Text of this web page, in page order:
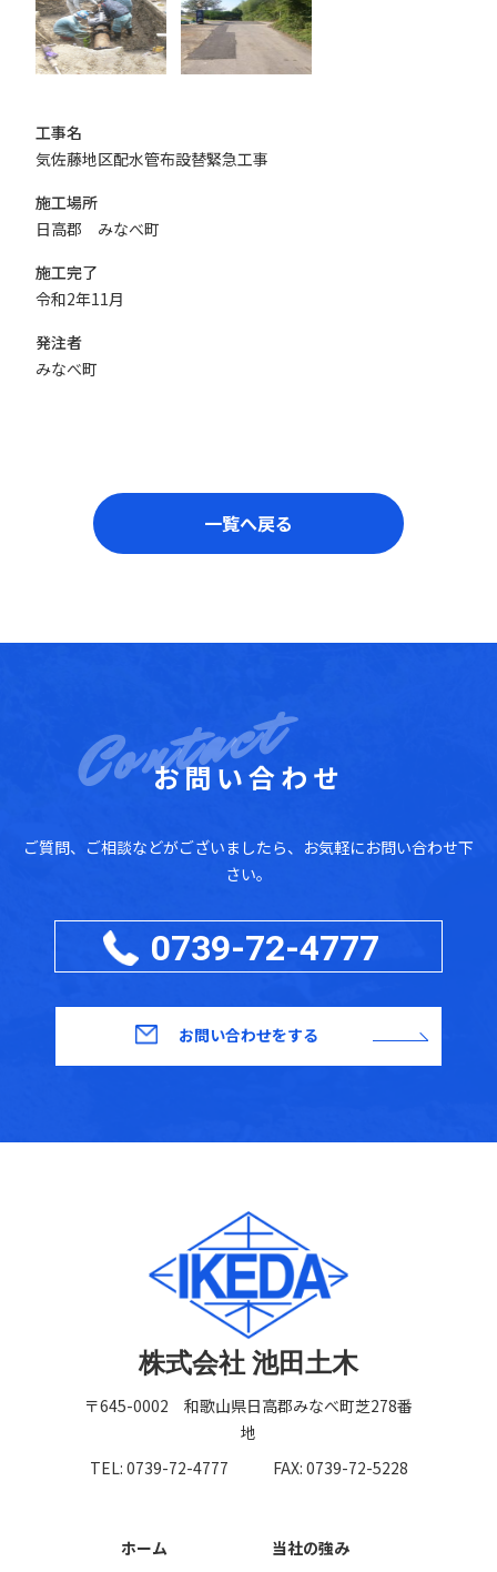
工事名
気佐藤地区配水管布設替緊急工事
施工場所
日高郡 みなべ町
施工完了
令和2年11月
発注者
みなべ町
一覧へ戻る
お問い合わせ
ご質問、ご相談などがございましたら、お気軽にお問い合わせ下
さい。
0739-72-4777
お問い合わせをする
株式会社 池田土木
〒645-0002 和歌山県日高郡みなべ町芝278番
地
TEL: 0739-72-4777
FAX: 0739-72-5228
ホーム 当社の強み